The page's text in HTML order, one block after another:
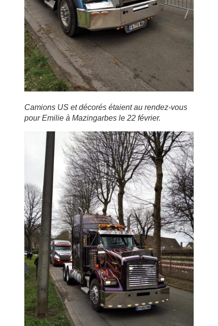
Camions US et décorés étaient au rendez-vous
pour Emilie à Mazingarbes le 22 février.